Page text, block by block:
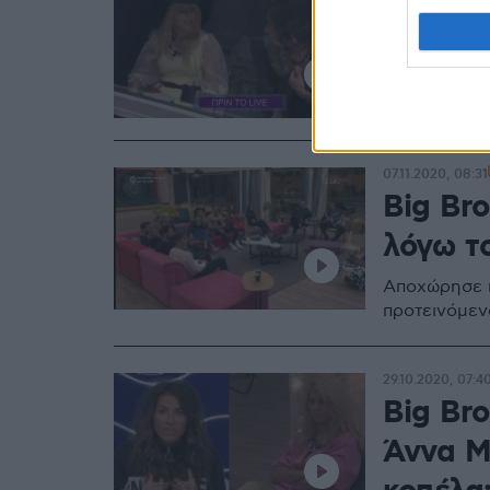
Big
Πώς
Big
λόγω
Αποχώρησε
07.11.2020, 08:31
Big
Άννα
29.10.2020, 07:40